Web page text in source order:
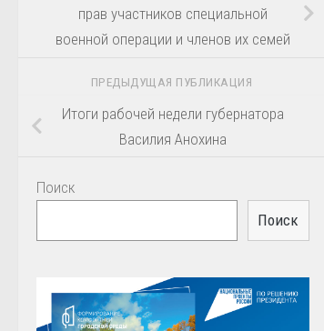
прав участников специальной
военной операции и членов их семей
ПРЕДЫДУЩАЯ ПУБЛИКАЦИЯ
Итоги рабочей недели губернатора
Василия Анохина
Поиск
Поиск